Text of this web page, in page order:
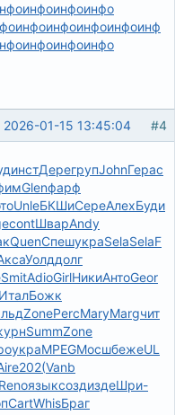
инфоинфоинфо
инфоинфоинфоинфоинф
инфоинфоинфо
#4
2026-01-15 13:45:04
инстДерегрупJohnГерас
Glenфарф
UnleБКШиСереАлехБуди
contШварAndy
QuenСпешукраSelaSelaF
Уолддолг
SmitAdioGirlНикиАнтоGeor
ИталБожк
ZonePercMaryMargчит
SummZone
украMPEGМосшбежеUL
202(Vanb
RenoязыксоздиздеШри-
CartWhisБраг